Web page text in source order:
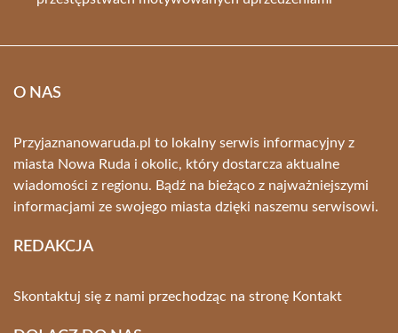
O NAS
Przyjaznanowaruda.pl to lokalny serwis informacyjny z
miasta Nowa Ruda i okolic, który dostarcza aktualne
wiadomości z regionu. Bądź na bieżąco z najważniejszymi
informacjami ze swojego miasta dzięki naszemu serwisowi.
REDAKCJA
Skontaktuj się z nami przechodząc na stronę Kontakt